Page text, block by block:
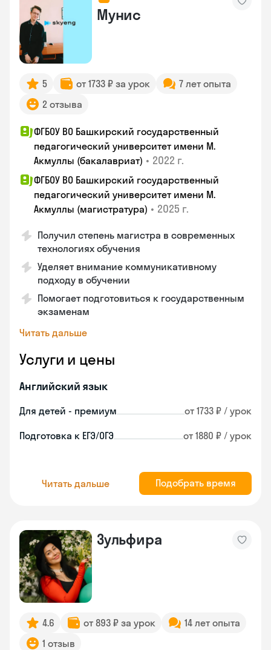
Мунис
5 от 1733 ₽ за урок
7 лет опыта
2 отзыва
ФГБОУ ВО Башкирский государственный
педагогический университет имени М.
Акмуллы (бакалавриат) • 2022 г.
ФГБОУ ВО Башкирский государственный
педагогический университет имени М.
Акмуллы (магистратура) • 2025 г.
Получил степень магистра в современных
технологиях обучения
Уделяет внимание коммуникативному
подходу в обучении
Помогает подготовиться к государственным
экзаменам
Читать дальше
Услуги и цены
Английский язык
Для детей - премиум от 1733 ₽ / урок
Подготовка к ЕГЭ/ОГЭ от 1880 ₽ / урок
Читать дальше Подобрать время
Зульфира
4.6 от 893 ₽ за урок
14 лет опыта
1 отзыв